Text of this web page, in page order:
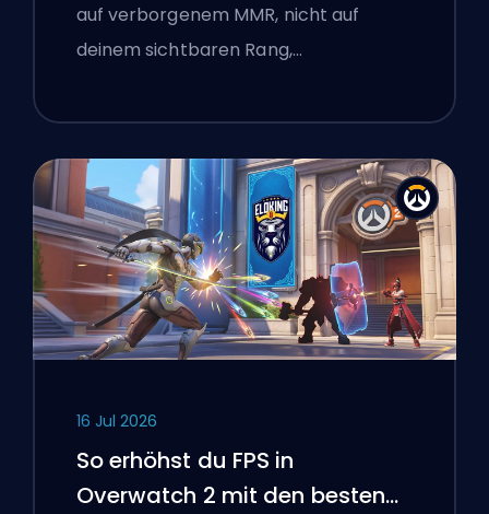
auf verborgenem MMR, nicht auf
deinem sichtbaren Rang,…
16 Jul 2026
So erhöhst du FPS in
Overwatch 2 mit den besten